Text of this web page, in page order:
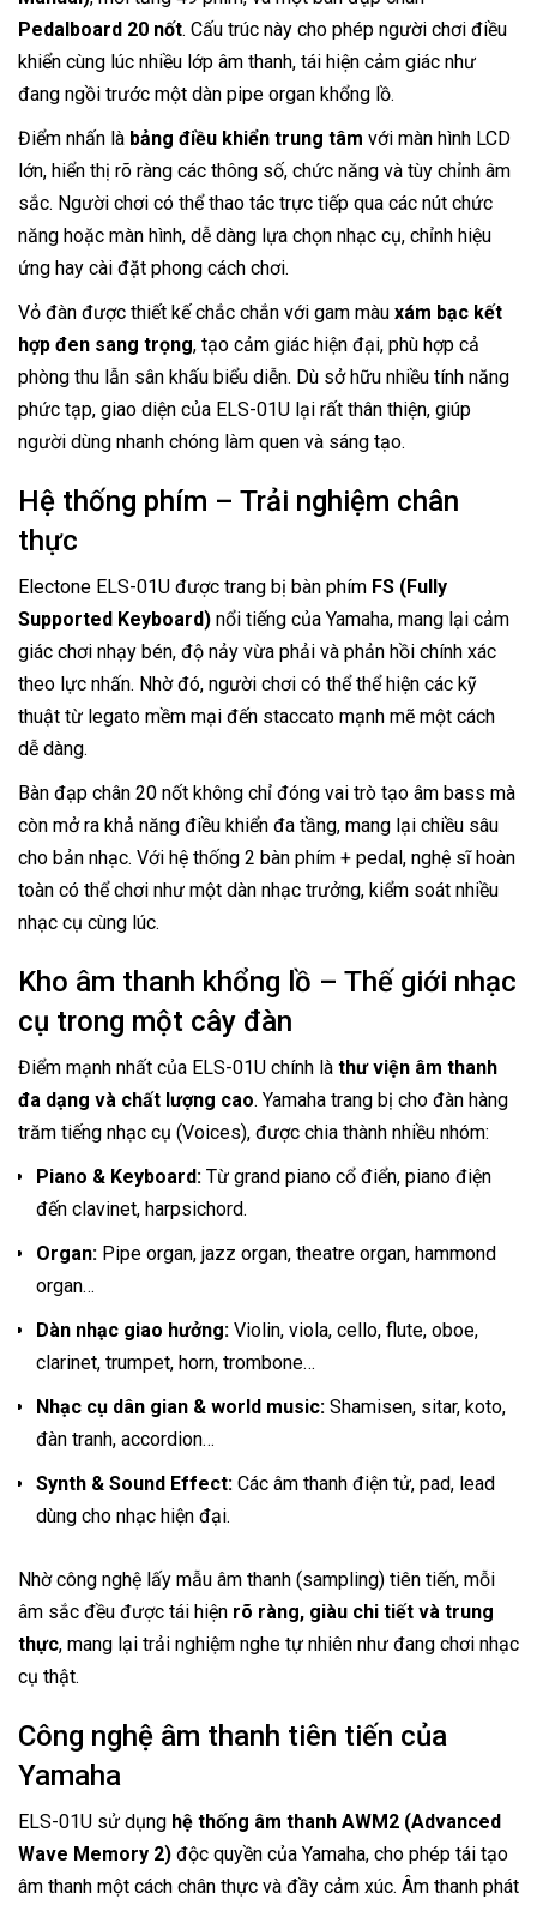
Pedalboard 20 nốt. Cấu trúc này cho phép người chơi điều
khiển cùng lúc nhiều lớp âm thanh, tái hiện cảm giác như
đang ngồi trước một dàn pipe organ khổng lồ.
Điểm nhấn là bảng điều khiển trung tâm với màn hình LCD
lớn, hiển thị rõ ràng các thông số, chức năng và tùy chỉnh âm
sắc. Người chơi có thể thao tác trực tiếp qua các nút chức
năng hoặc màn hình, dễ dàng lựa chọn nhạc cụ, chỉnh hiệu
ứng hay cài đặt phong cách chơi.
Vỏ đàn được thiết kế chắc chắn với gam màu xám bạc kết
hợp đen sang trọng, tạo cảm giác hiện đại, phù hợp cả
phòng thu lẫn sân khấu biểu diễn. Dù sở hữu nhiều tính năng
phức tạp, giao diện của ELS-01U lại rất thân thiện, giúp
người dùng nhanh chóng làm quen và sáng tạo.
Hệ thống phím – Trải nghiệm chân
thực
Electone ELS-01U được trang bị bàn phím FS (Fully
Supported Keyboard) nổi tiếng của Yamaha, mang lại cảm
giác chơi nhạy bén, độ nảy vừa phải và phản hồi chính xác
theo lực nhấn. Nhờ đó, người chơi có thể thể hiện các kỹ
thuật từ legato mềm mại đến staccato mạnh mẽ một cách
dễ dàng.
Bàn đạp chân 20 nốt không chỉ đóng vai trò tạo âm bass mà
còn mở ra khả năng điều khiển đa tầng, mang lại chiều sâu
cho bản nhạc. Với hệ thống 2 bàn phím + pedal, nghệ sĩ hoàn
toàn có thể chơi như một dàn nhạc trưởng, kiểm soát nhiều
nhạc cụ cùng lúc.
Kho âm thanh khổng lồ – Thế giới nhạc
cụ trong một cây đàn
Điểm mạnh nhất của ELS-01U chính là thư viện âm thanh
đa dạng và chất lượng cao. Yamaha trang bị cho đàn hàng
trăm tiếng nhạc cụ (Voices), được chia thành nhiều nhóm:
Piano & Keyboard: Từ grand piano cổ điển, piano điện
đến clavinet, harpsichord.
Organ: Pipe organ, jazz organ, theatre organ, hammond
organ…
Dàn nhạc giao hưởng: Violin, viola, cello, flute, oboe,
clarinet, trumpet, horn, trombone…
Nhạc cụ dân gian & world music: Shamisen, sitar, koto,
đàn tranh, accordion…
Synth & Sound Effect: Các âm thanh điện tử, pad, lead
dùng cho nhạc hiện đại.
Nhờ công nghệ lấy mẫu âm thanh (sampling) tiên tiến, mỗi
âm sắc đều được tái hiện rõ ràng, giàu chi tiết và trung
thực, mang lại trải nghiệm nghe tự nhiên như đang chơi nhạc
cụ thật.
Công nghệ âm thanh tiên tiến của
Yamaha
ELS-01U sử dụng hệ thống âm thanh AWM2 (Advanced
Wave Memory 2) độc quyền của Yamaha, cho phép tái tạo
âm thanh một cách chân thực và đầy cảm xúc. Âm thanh phát